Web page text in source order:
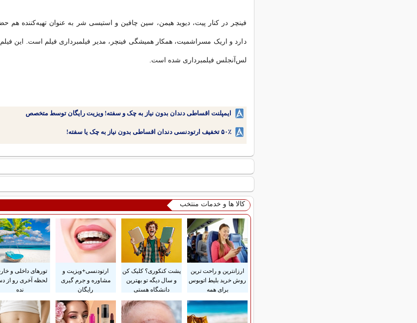
فینچر در کنار پیت، دیوید هیمن، سین چافین و استیسی شر به عنوان تهیه‌کننده هم
دارد و اریک مسراشمیت، همکار همیشگی فینچر، مدیر فیلمبرداری فیلم است. این فیلم
لس‌آنجلس فیلمبرداری شده است.
ایمپلنت اقساطی دندان بدون نیاز به چک و سفته! ویزیت رایگان توسط متخصص
۵۰٪ تخفیف ارتودنسی دندان اقساطی بدون نیاز به چک یا سفته!
کالا ها و خدمات منتخب
ارزانترین و راحت ترین
روش خرید بلیط اتوبوس
برای همه
پشت کنکوری؟ کلیک کن
و سال دیگه تو بهترین
دانشگاه هستی
ارتودنسی+ویزیت و
مشاوره و جرم گیری
رایگان
تورهای داخلی و
لحظه آخری رو از
نده